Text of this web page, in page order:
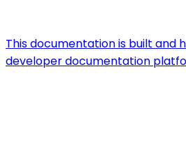
This documentation is built and
developer documentation